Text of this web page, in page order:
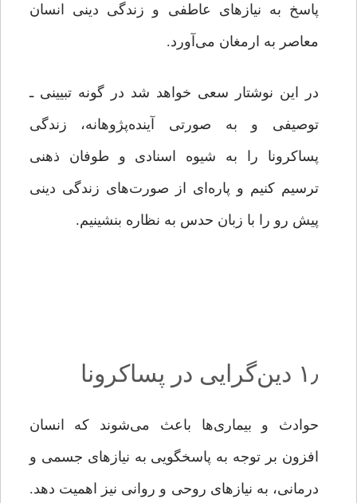
پاسخ به نیازهای عاطفی و زندگی دینی انسان
معاصر به ارمغان می‌آورد.
در این نوشتار سعی خواهد شد در گونه تبیینی ـ
توصیفی و به ‌صورتی آینده‌پژوهانه، زندگی
پساکرونا را به شیوه اسنادی و طوفان ذهنی
ترسیم کنیم و پاره‌ای از صورت‌های زندگی دینی
پیش رو را با زبان حدس به نظاره بنشینیم.
۱٫ دین‌گرایی در پساکرونا
حوادث و بیماری‌ها باعث می‌شوند که انسان
افزون بر توجه به پاسخگویی به نیازهای جسمی و
درمانی، به نیازهای روحی و روانی نیز اهمیت دهد.